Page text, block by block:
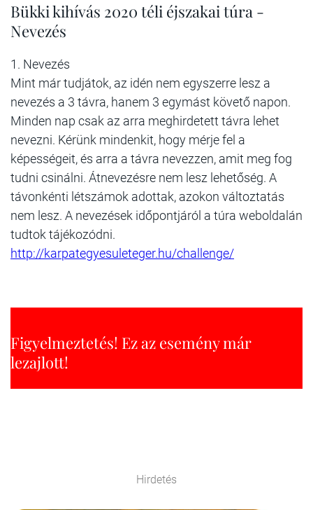
Bükki kihívás 2020 téli éjszakai túra -
Nevezés
1. Nevezés
Mint már tudjátok, az idén nem egyszerre lesz a
nevezés a 3 távra, hanem 3 egymást követő napon.
Minden nap csak az arra meghirdetett távra lehet
nevezni. Kérünk mindenkit, hogy mérje fel a
képességeit, és arra a távra nevezzen, amit meg fog
tudni csinálni. Átnevezésre nem lesz lehetőség. A
távonkénti létszámok adottak, azokon változtatás
nem lesz. A nevezések időpontjáról a túra weboldalán
tudtok tájékozódni.
http://karpategyesuleteger.hu/challenge/
Figyelmeztetés! Ez az esemény már
lezajlott!
Hirdetés